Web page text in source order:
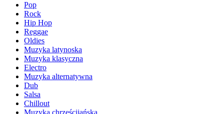
Pop
Rock
Hip Hop
Reggae
Oldies
Muzyka latynoska
Muzyka klasyczna
Electro
Muzyka alternatywna
Dub
Salsa
Chillout